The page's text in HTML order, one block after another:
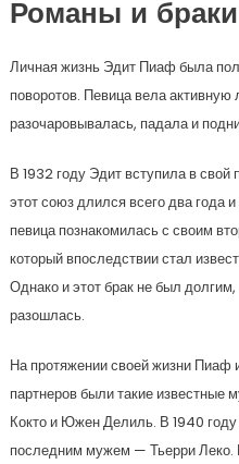
Романы и браки
Личная жизнь Эдит Пиаф была
поворотов. Певица вела
разочаровывалась, падала и
В 1932 году Эдит вступила в
этот союз длился всего два года
певица познакомилась с своим
который впоследствии стал
Однако и этот брак не был
разошлась.
На протяжении своей жизни Пиаф
партнеров были такие
Кокто и Южен Делиль. В 1940
последним мужем — Тьерри Леко.